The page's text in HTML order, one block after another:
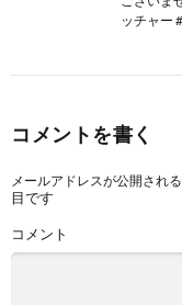
ッチャー
コメントを書く
メールアドレスが公開され
目です
コメント